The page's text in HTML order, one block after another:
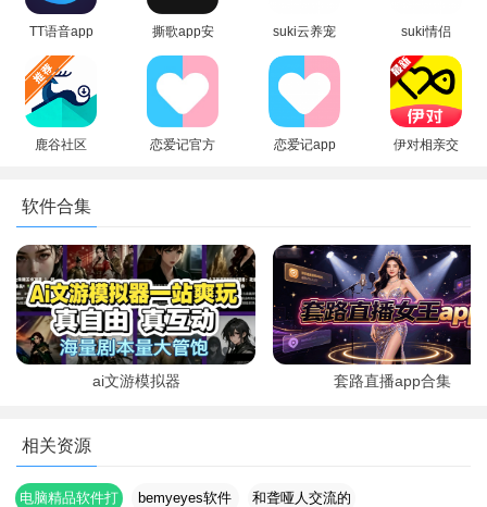
3、然后选择使用电子邮件继续
TT语音app
官方正版手
机版
撕歌app安
卓手机版
suki云养宠
官方app手
机版
suki情侣
app下载最
新2026安卓
版
鹿谷社区
恋爱记官方
恋爱记app
伊对相亲交
软件合集
ai文游模拟器 套路直播app合集
相关资源
电脑精品软件打
bemyeyes软件
和聋哑人交流的